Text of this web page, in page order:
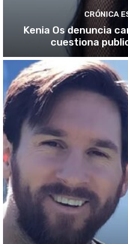
CRÓNICA
Kenia Os denuncia
cuestiona